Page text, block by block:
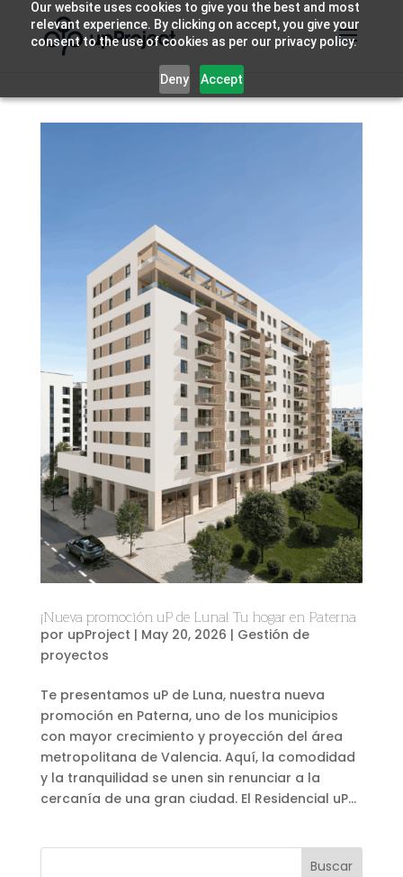
Our website uses cookies to give you the best and most
relevant experience. By clicking on accept, you give your
consent to the use of cookies as per our privacy policy.
Deny Accept
¡Nueva promoción uP de Luna! Tu hogar en Paterna
por upProject | May 20, 2026 | Gestión de
proyectos
Te presentamos uP de Luna, nuestra nueva
promoción en Paterna, uno de los municipios
con mayor crecimiento y proyección del área
metropolitana de Valencia. Aquí, la comodidad
y la tranquilidad se unen sin renunciar a la
cercanía de una gran ciudad. El Residencial uP...
Buscar